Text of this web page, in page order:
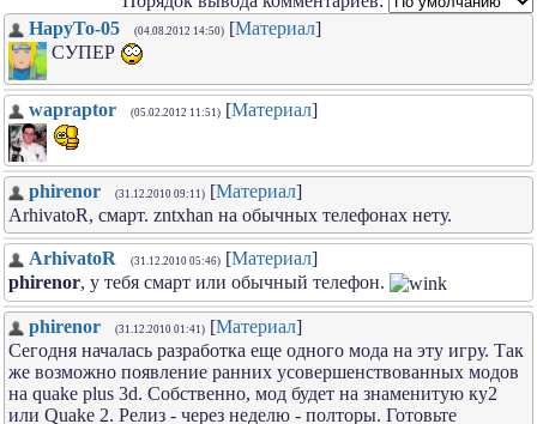
HapyTo-05
(04.08.2012 14:50) [Материал]
СУПЕР
wapraptor (05.02.2012 11:51) [Материал]
phirenor (31.12.2010 09:11) [Материал]
ArhivatoR, смарт. zntxhan на обычных телефонах нету.
ArhivatoR (31.12.2010 05:46) [Материал]
phirenor, у тебя смарт или обычный телефон.
phirenor (31.12.2010 01:41) [Материал]
Сегодня началась разработка еще одного мода на эту игру. Так
же возможно появление ранних усовершенствованных модов
на quake plus 3d. Собственно, мод будет на знаменитую ку2
или Quake 2. Релиз - через неделю - полторы. Готовьте